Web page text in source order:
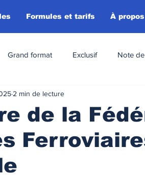
Formules et tarifs À propos
Grand format Exclusif Note
de la
2 min de lecture